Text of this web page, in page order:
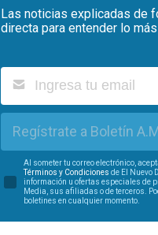
Las noticias explicadas de
directa para entender lo
Regístrate a Boletín
Al someter tu correo electrónico,
Términos y Condiciones de El Nuevo
información u ofertas especiales de
Media, sus afiliadas o de terceros.
boletines en cualquier momento.